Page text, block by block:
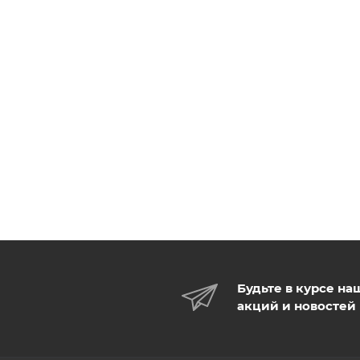
Будьте в курсе
акций и новостей